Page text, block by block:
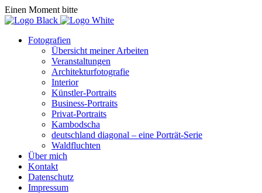
Einen Moment bitte
Fotografien
Übersicht meiner Arbeiten
Veranstaltungen
Architekturfotografie
Interior
Künstler-Portraits
Business-Portraits
Privat-Portraits
Kambodscha
deutschland diagonal – eine Porträt-Serie
Waldfluchten
Über mich
Kontakt
Datenschutz
Impressum